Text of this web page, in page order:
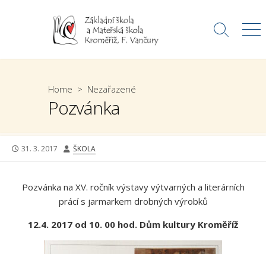
Search
Home > Nezařazené
Pozvánka
PUBLISHED
31. 3. 2017 AUTHOR
ŠKOLA
Pozvánka na XV. ročník výstavy výtvarných a literárních
prácí s jarmarkem drobných výrobků
12.4. 2017 od 10. 00 hod. Dům kultury Kroměříž